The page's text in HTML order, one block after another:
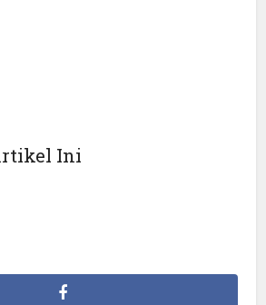
Ini